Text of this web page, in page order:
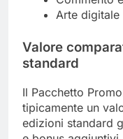
Arte digitale
Valore
standard
Il Pacchetto
tipicamente un
edizioni standard